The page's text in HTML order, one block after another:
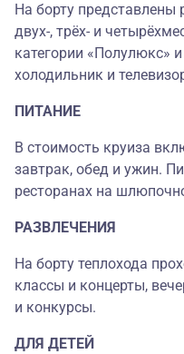
На борту представлены
двух-, трёх- и
категории «Полулюкс»
холодильник и
ПИТАНИЕ
В стоимость круиза
завтрак, обед и ужин.
ресторанах на
РАЗВЛЕЧЕНИЯ
На борту теплохода
классы и концерты,
и конкурсы.
ДЛЯ ДЕТЕЙ